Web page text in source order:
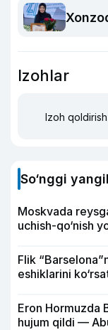
Izohlar
Izoh
So‘nggi
Moskvada
uchish-qo‘nish
Flik
eshiklarini
Eron Hormuzda
hujum qildi —